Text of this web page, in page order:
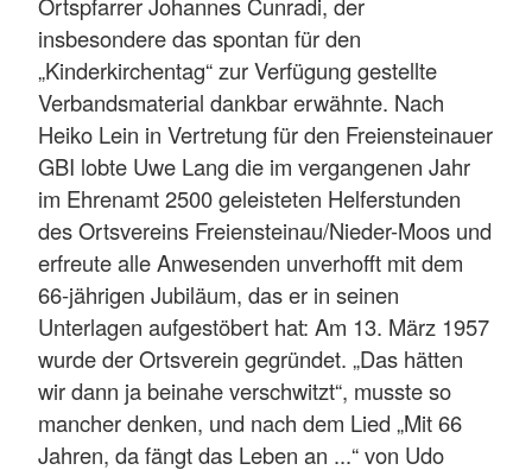
insbesondere das spontan für den
„Kinderkirchentag“ zur Verfügung gestellte
Verbandsmaterial dankbar erwähnte. Nach
Heiko Lein in Vertretung für den Freiensteinauer
GBI lobte Uwe Lang die im vergangenen Jahr
im Ehrenamt 2500 geleisteten Helferstunden
des Ortsvereins Freiensteinau/Nieder-Moos und
erfreute alle Anwesenden unverhofft mit dem
66-jährigen Jubiläum, das er in seinen
Unterlagen aufgestöbert hat: Am 13. März 1957
wurde der Ortsverein gegründet. „Das hätten
wir dann ja beinahe verschwitzt“, musste so
mancher denken, und nach dem Lied „Mit 66
Jahren, da fängt das Leben an ...“ von Udo